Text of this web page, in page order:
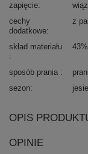
zapięcie
cechy
dodatkowe
z
skład materiału
sposób prania
sezon
OPIS
OPINIE